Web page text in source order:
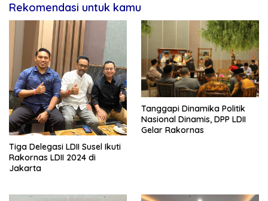
Rekomendasi untuk kamu
Tiga Delegasi LDII Susel Ikuti
Rakornas LDII 2024 di
Jakarta
Tanggapi Dinamika Politik
Nasional Dinamis, DPP LDII
Gelar Rakornas